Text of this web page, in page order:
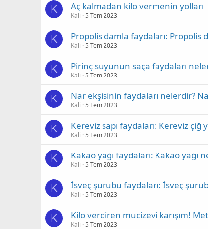
K Aç kalmadan kilo vermenin yolları
Kali 5 Tem 2023
K Propolis damla faydaları: Propolis
Kali 5 Tem 2023
K Pirinç suyunun saça faydaları
Kali 5 Tem 2023
K Nar ekşisinin faydaları nelerdir?
Kali 5 Tem 2023
K Kereviz sapı faydaları: Kereviz çiğ
Kali 5 Tem 2023
K Kakao yağı faydaları: Kakao yağı
Kali 5 Tem 2023
K İsveç şurubu faydaları: İsveç
Kali 5 Tem 2023
K Kilo verdiren mucizevi karışım!
Kali 5 Tem 2023